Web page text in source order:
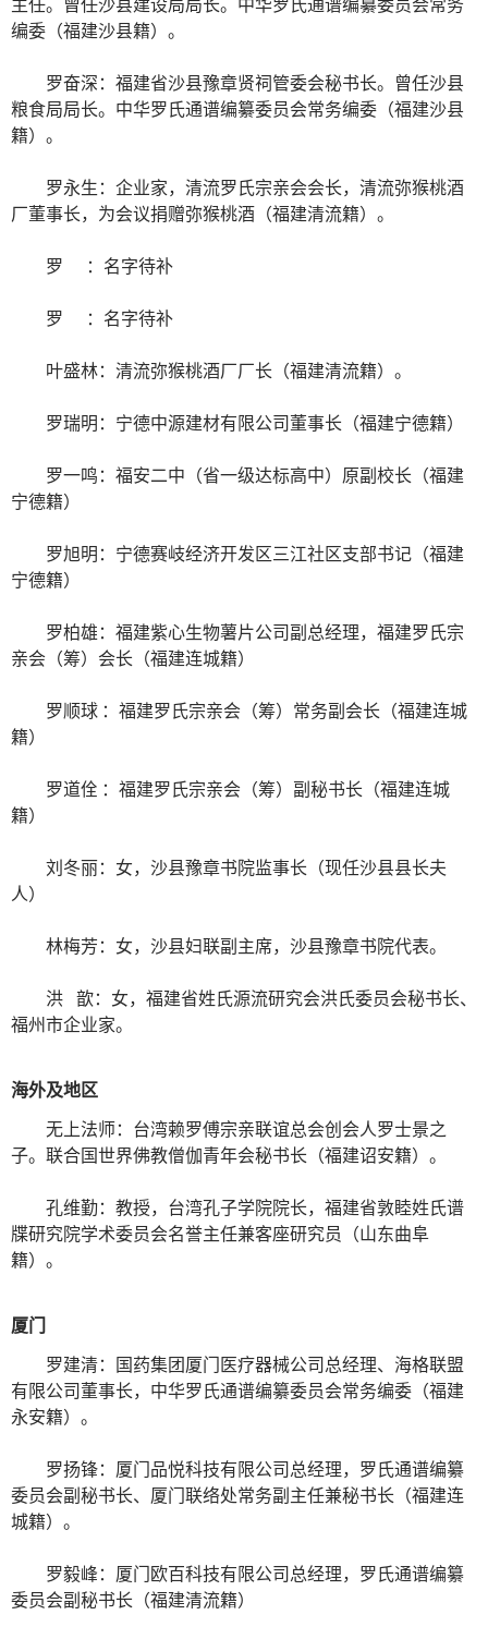
编委（福建沙县籍）。
罗奋深：福建省沙县豫章贤祠管委会秘书长。曾任沙县
粮食局局长。中华罗氏通谱编纂委员会常务编委（福建沙县
籍）。
罗永生：企业家，清流罗氏宗亲会会长，清流弥猴桃酒
厂董事长，为会议捐赠弥猴桃酒（福建清流籍）。
罗 ：名字待补
罗 ：名字待补
叶盛林：清流弥猴桃酒厂厂长（福建清流籍）。
罗瑞明：宁德中源建材有限公司董事长（福建宁德籍）
罗一鸣：福安二中（省一级达标高中）原副校长（福建
宁德籍）
罗旭明：宁德赛岐经济开发区三江社区支部书记（福建
宁德籍）
罗柏雄：福建紫心生物薯片公司副总经理，福建罗氏宗
亲会（筹）会长（福建连城籍）
罗顺球 ：福建罗氏宗亲会（筹）常务副会长（福建连城
籍）
罗道佺 ：福建罗氏宗亲会（筹）副秘书长（福建连城
籍）
刘冬丽：女，沙县豫章书院监事长（现任沙县县长夫
人）
林梅芳：女，沙县妇联副主席，沙县豫章书院代表。
洪 歆：女，福建省姓氏源流研究会洪氏委员会秘书长、
福州市企业家。
海外及地区
无上法师：台湾赖罗傅宗亲联谊总会创会人罗士景之
子。联合国世界佛教僧伽青年会秘书长（福建诏安籍）。
孔维勤：教授，台湾孔子学院院长，福建省敦睦姓氏谱
牒研究院学术委员会名誉主任兼客座研究员（山东曲阜
籍）。
厦门
罗建清：国药集团厦门医疗器械公司总经理、海格联盟
有限公司董事长，中华罗氏通谱编纂委员会常务编委（福建
永安籍）。
罗扬锋：厦门品悦科技有限公司总经理，罗氏通谱编纂
委员会副秘书长、厦门联络处常务副主任兼秘书长（福建连
城籍）。
罗毅峰：厦门欧百科技有限公司总经理，罗氏通谱编纂
委员会副秘书长（福建清流籍）